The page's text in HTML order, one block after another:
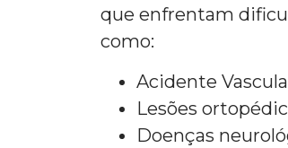
que enfrentam
como:
Acidente
Lesões
Doenças